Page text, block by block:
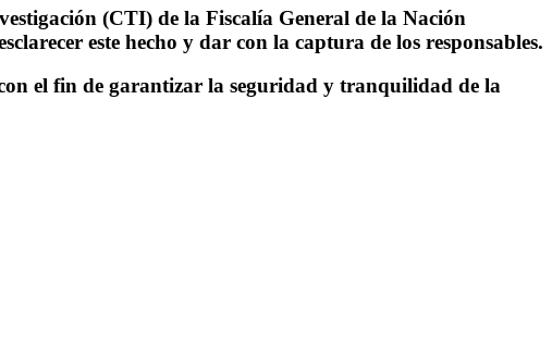
(CTI) de la Fiscalía General de la Nación
este hecho y dar con la captura de los responsables.
el fin de garantizar la seguridad y tranquilidad de la